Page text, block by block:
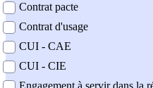
Contrat pacte
Contrat d'usage
CUI - CAE
CUI - CIE